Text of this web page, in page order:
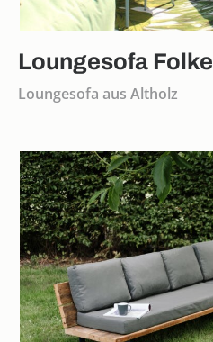
Loungesofa Folke
Loungesofa aus Altholz